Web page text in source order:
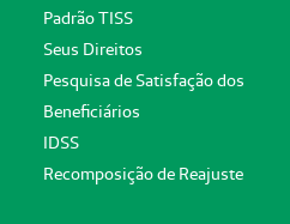
Padrão TISS
Seus Direitos
Pesquisa de Satisfação dos
Beneficiários
IDSS
Recomposição de Reajuste